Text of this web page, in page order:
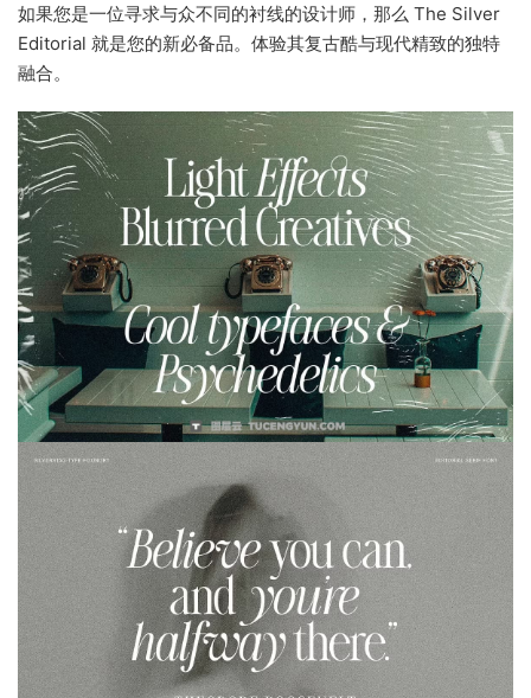
如果您是一位寻求与众不同的衬线的设计师，那么 The Silver
Editorial 就是您的新必备品。体验其复古酷与现代精致的独特
融合。